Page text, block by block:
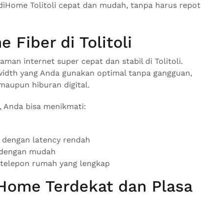
Tolitoli cepat dan mudah, tanpa harus repot
Fiber di Tolitoli
internet super cepat dan stabil di Tolitoli.
yang Anda gunakan optimal tanpa gangguan,
hiburan digital.
Anda bisa menikmati:
latency rendah
mudah
rumah yang lengkap
Terdekat dan Plasa